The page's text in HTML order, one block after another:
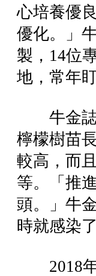
心培養優
優化。」
製，14位
地，常年
牛金誌
檸檬樹苗
較高，而
等。「推
頭。」牛
時就感染
2018年